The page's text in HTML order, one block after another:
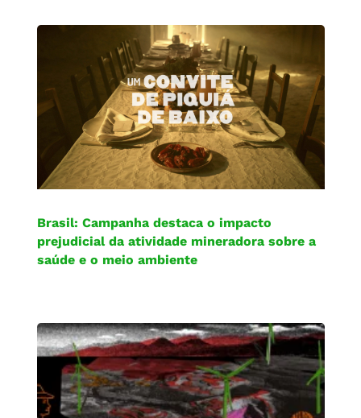
Brasil: Campanha destaca o impacto
prejudicial da atividade mineradora sobre a
saúde e o meio ambiente